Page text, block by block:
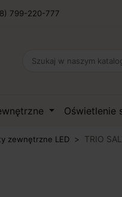
799-220-777
Oświetlenie
zewnętrzne LED TRIO